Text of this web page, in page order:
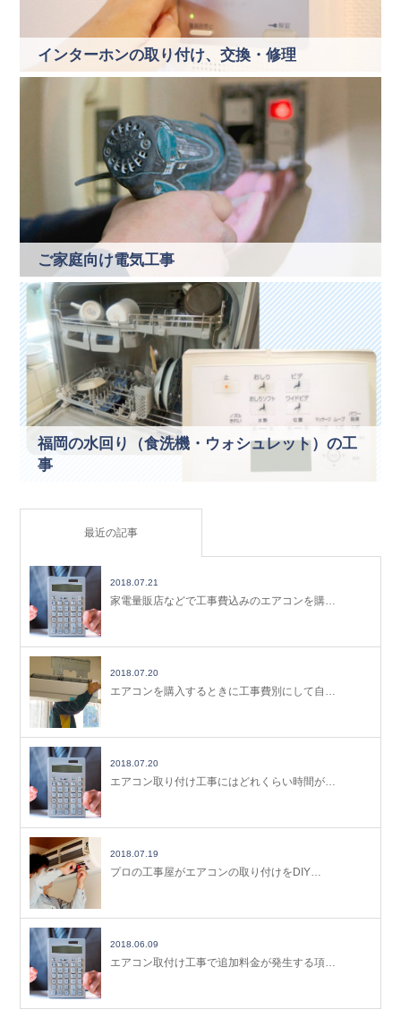
インターホンの取り付け、交換・修理
ご家庭向け電気工事
福岡の水回り（食洗機・ウォシュレット）の工
事
最近の記事
2018.07.21
家電量販店などで工事費込みのエアコンを購…
2018.07.20
エアコンを購入するときに工事費別にして自…
2018.07.20
エアコン取り付け工事にはどれくらい時間が…
2018.07.19
プロの工事屋がエアコンの取り付けをDIY…
2018.06.09
エアコン取付け工事で追加料金が発生する項…